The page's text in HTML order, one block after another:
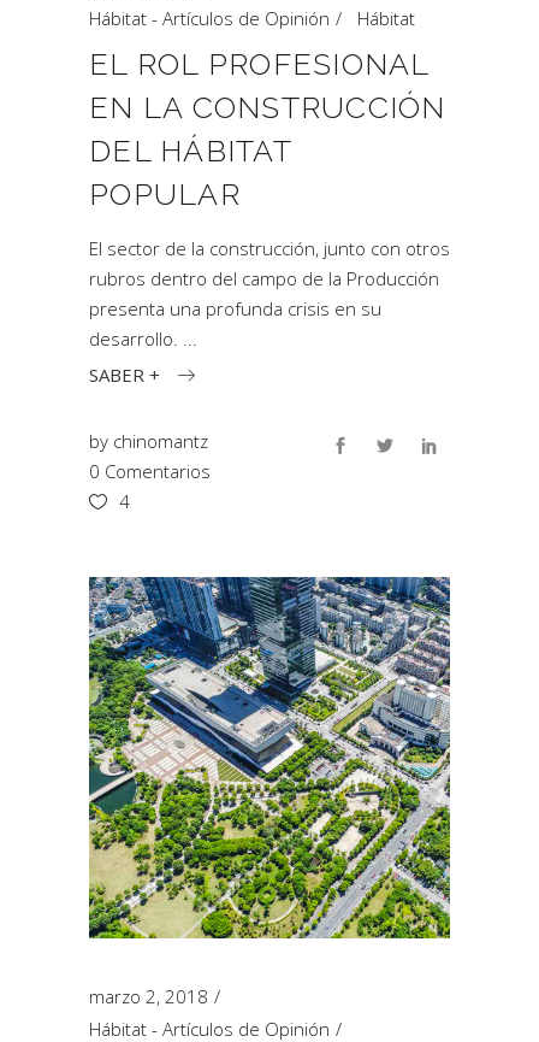
Hábitat - Artículos de Opinión
Hábitat
EL ROL PROFESIONAL
EN LA CONSTRUCCIÓN
DEL HÁBITAT
POPULAR
El sector de la construcción, junto con otros
rubros dentro del campo de la Producción
presenta una profunda crisis en su
desarrollo.
SABER +
by chinomantz
0 Comentarios
4
marzo 2, 2018
Hábitat - Artículos de Opinión